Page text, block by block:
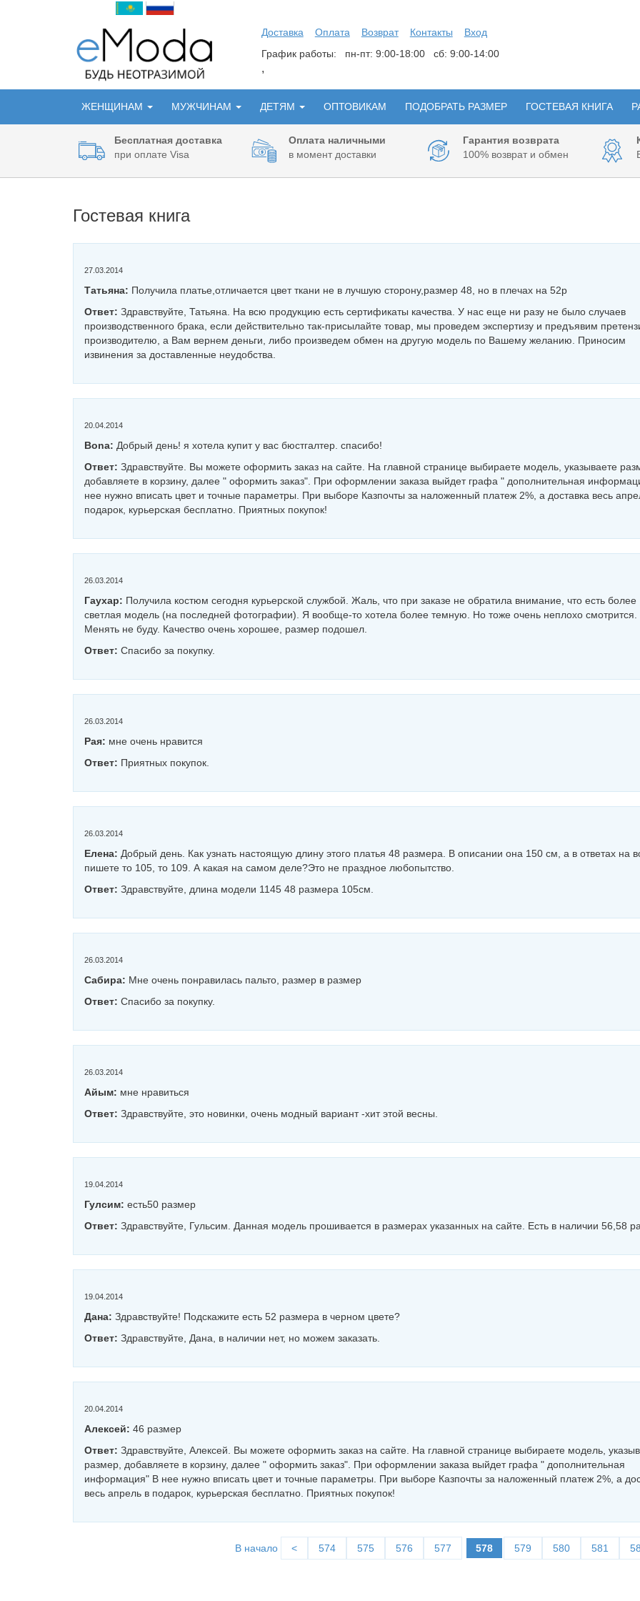
Доставка Оплата Возврат Контакты
Вход
График работы: пн-пт: 9:00-18:00 сб: 9:00-14:00
,
ЖЕНЩИНАМ МУЖЧИНАМ ДЕТЯМ ОПТОВИКАМ ПОДОБРАТЬ РАЗМЕР ГОСТЕВАЯ КНИГА
Бесплатная доставка
при оплате Visa
Оплата наличными
в момент доставки
Гарантия возврата
100% возврат и обмен
Гостевая книга
27.03.2014
Татьяна: Получила платье,отличается цвет ткани не в лучшую сторону,размер 48, но в плечах на 52р
Ответ: Здравствуйте, Татьяна. На всю продукцию есть сертификаты качества. У нас еще ни разу не было случаев
производственного брака, если действительно так-присылайте товар, мы проведем экспертизу и предъявим
производителю, а Вам вернем деньги, либо произведем обмен на другую модель по Вашему желанию. Приносим
извинения за доставленные неудобства.
20.04.2014
Bona: Добрый день! я хотела купит у вас бюстгалтер. спасибо!
Ответ: Здравствуйте. Вы можете оформить заказ на сайте. На главной странице выбираете модель, указываете
добавляете в корзину, далее " оформить заказ". При оформлении заказа выйдет графа " дополнительная
нее нужно вписать цвет и точные параметры. При выборе Казпочты за наложенный платеж 2%, а доставка весь
подарок, курьерская бесплатно. Приятных покупок!
26.03.2014
Гаухар: Получила костюм сегодня курьерской службой. Жаль, что при заказе не обратила внимание, что есть более
светлая модель (на последней фотографии). Я вообще-то хотела более темную. Но тоже очень неплохо смотрится.
Менять не буду. Качество очень хорошее, размер подошел.
Ответ: Спасибо за покупку.
26.03.2014
Рая: мне очень нравится
Ответ: Приятных покупок.
26.03.2014
Елена: Добрый день. Как узнать настоящую длину этого платья 48 размера. В описании она 150 см, а в ответах на
пишете то 105, то 109. А какая на самом деле?Это не праздное любопытство.
Ответ: Здравствуйте, длина модели 1145 48 размера 105см.
26.03.2014
Сабира: Мне очень понравилась пальто, размер в размер
Ответ: Спасибо за покупку.
26.03.2014
Айым: мне нравиться
Ответ: Здравствуйте, это новинки, очень модный вариант -хит этой весны.
19.04.2014
Гулсим: есть50 размер
Ответ: Здравствуйте, Гульсим. Данная модель прошивается в размерах указанных на сайте. Есть в наличии 56,58
19.04.2014
Дана: Здравствуйте! Подскажите есть 52 размера в черном цвете?
Ответ: Здравствуйте, Дана, в наличии нет, но можем заказать.
20.04.2014
Алексей: 46 размер
Ответ: Здравствуйте, Алексей. Вы можете оформить заказ на сайте. На главной странице выбираете модель,
размер, добавляете в корзину, далее " оформить заказ". При оформлении заказа выйдет графа " дополнительная
информация" В нее нужно вписать цвет и точные параметры. При выборе Казпочты за наложенный платеж 2%, а
весь апрель в подарок, курьерская бесплатно. Приятных покупок!
В начало < 574 575 576 577 578 579 580 581